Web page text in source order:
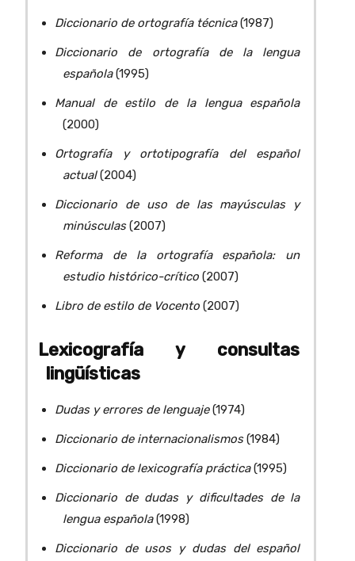
Diccionario de ortografía técnica(1987)
Diccionario de ortografía de la lengua
española(1995)
Manual de estilo de la lengua española
(2000)
Ortografía y ortotipografía del español
actual(2004)
Diccionario de uso de las mayúsculas y
minúsculas(2007)
Reforma de la ortografía española: un
estudio histórico-crítico (2007)
Libro de estilo de Vocento (2007)
Lexicografía y consultas
lingüísticas
Dudas y errores de lenguaje(1974)
Diccionario de internacionalismos(1984)
Diccionario de lexicografía práctica(1995)
Diccionario de dudas y dificultades de la
lengua española(1998)
Diccionario de usos y dudas del español